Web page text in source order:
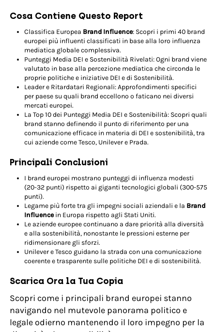
Cosa Contiene Questo Report
Classifica Europea Brand Influence: Scopri i primi 40 brand
europei più influenti classificati in base alla loro influenza
mediatica globale complessiva.
Punteggi Media DEI e Sostenibilità Rivelati: Ogni brand viene
valutato in base alla percezione mediatica che circonda le
proprie politiche e iniziative DEI e di Sostenibilità.
Leader e Ritardatari Regionali: Approfondimenti specifici
per paese su quali brand eccellono o faticano nei diversi
mercati europei.
La Top 10 dei Punteggi Media DEI e Sostenibilità: Scopri quali
brand stanno definendo il punto di riferimento per una
comunicazione efficace in materia di DEI e sostenibilità, tra
cui aziende come Tesco, Unilever e Prada.
Principali Conclusioni
I brand europei mostrano punteggi di influenza modesti
(20-32 punti) rispetto ai giganti tecnologici globali (300-575
punti).
Legame più forte tra gli impegni sociali aziendali e la Brand
Influence in Europa rispetto agli Stati Uniti.
Le aziende europee continuano a dare priorità alla diversità
e alla sostenibilità, nonostante le pressioni esterne per
ridimensionare gli sforzi.
Unilever e Tesco guidano la strada con una comunicazione
coerente e trasparente sulle politiche DEI e di sostenibilità.
Scarica Ora la Tua Copia
Scopri come i principali brand europei stanno
navigando nel mutevole panorama politico e
legale odierno mantenendo il loro impegno per la